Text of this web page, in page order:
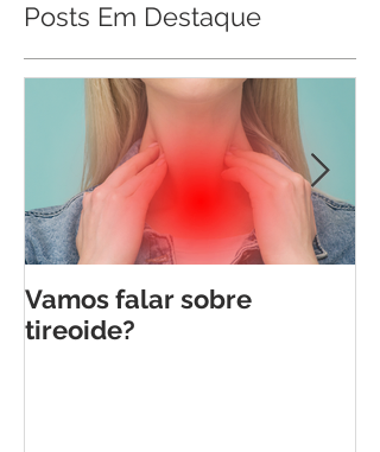
Posts Em Destaque
Vamos falar sobre
tireoide?